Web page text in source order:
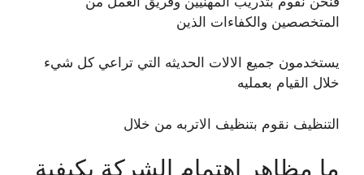
المتخصصين والكفاءات الذين
يستخدمون جميع الالات الحديثه التي تراعي كل شيء
خلال القيام بعمليه
التنظيف نقوم بتنظيف الاتربه من خلال
ما مظاهر اهتمام الشركة بكيفية